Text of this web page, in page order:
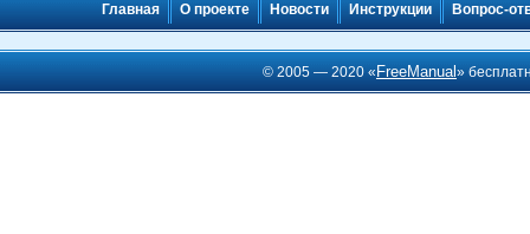
Главная О проекте Новости Инструкции Вопрос-
© 2005 — 2020 « FreeManual»